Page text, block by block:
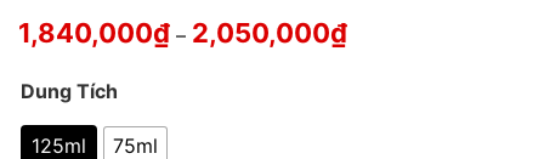
1,840,000₫ – 2,050,000₫
Dung Tích
125ml 75ml